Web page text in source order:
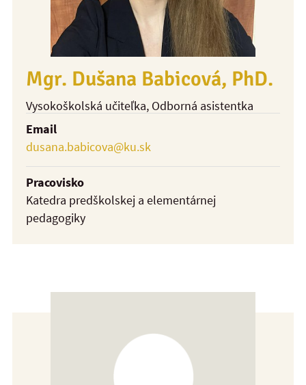
Mgr. Dušana Babicová, PhD.
Vysokoškolská učiteľka, Odborná asistentka
Email
dusana.babicova@ku.sk
Pracovisko
Katedra predškolskej a elementárnej
pedagogiky